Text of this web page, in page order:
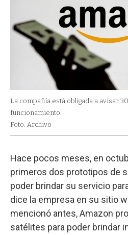
La compañía está obligada a avisar
funcionamiento.
Foto: Archivo
Hace pocos meses, en
primeros dos prototipos de
poder brindar su servicio
dice la empresa en su sitio
mencionó antes, Amazon
satélites para poder brindar